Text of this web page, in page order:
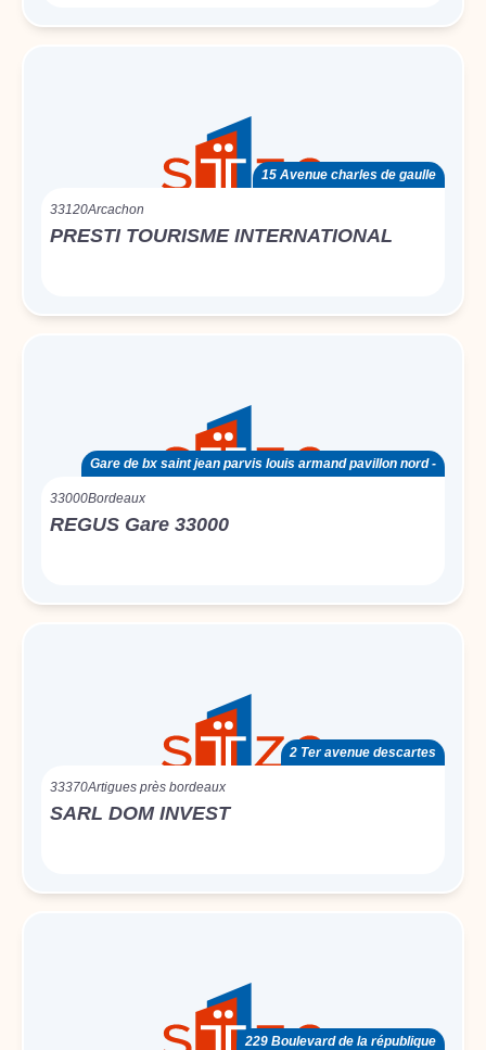
15 Avenue charles de gaulle
33120Arcachon
PRESTI TOURISME INTERNATIONAL
Gare de bx saint jean parvis louis armand pavillon nord -
33000Bordeaux
REGUS Gare 33000
2 Ter avenue descartes
33370Artigues près bordeaux
SARL DOM INVEST
229 Boulevard de la république